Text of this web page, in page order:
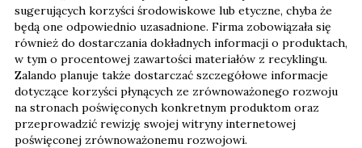
sugerujących korzyści środowiskowe lub etyczne, chyba że
będą one odpowiednio uzasadnione. Firma zobowiązała się
również do dostarczania dokładnych informacji o produktach,
w tym o procentowej zawartości materiałów z recyklingu.
Zalando planuje także dostarczać szczegółowe informacje
dotyczące korzyści płynących ze zrównoważonego rozwoju
na stronach poświęconych konkretnym produktom oraz
przeprowadzić rewizję swojej witryny internetowej
poświęconej zrównoważonemu rozwojowi.